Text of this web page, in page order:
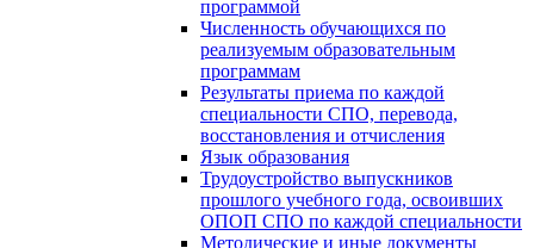
программой
Численность обучающихся по
реализуемым образовательным
программам
Результаты приема по каждой
специальности СПО, перевода,
восстановления и отчисления
Язык образования
Трудоустройство выпускников
прошлого учебного года, освоивших
ОПОП СПО по каждой специальности
Методические и иные документы